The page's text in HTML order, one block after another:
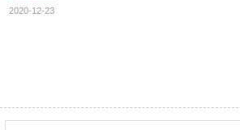
2020-12-23